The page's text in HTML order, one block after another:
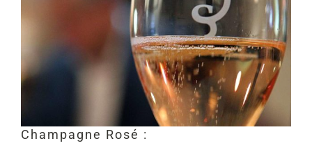
Champagne Rosé :